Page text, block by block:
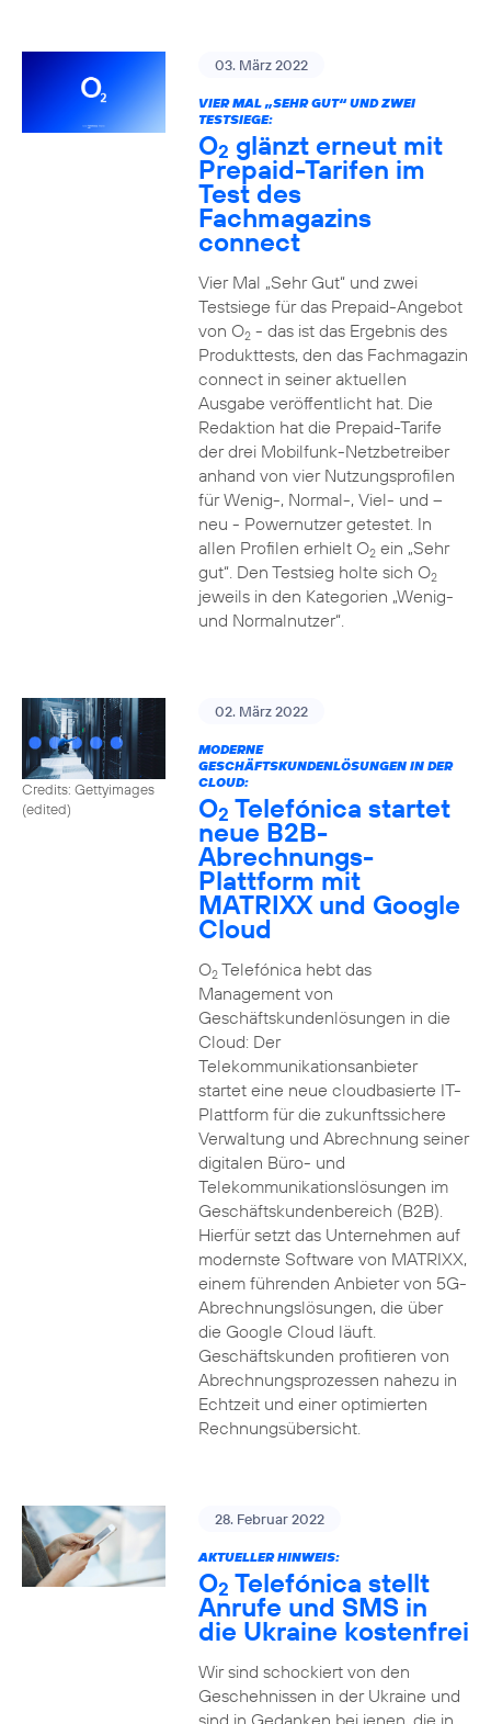
03. März 2022
VIER MAL „SEHR GUT“ UND ZWEI
TESTSIEGE:
O2 glänzt erneut mit
Prepaid-Tarifen im
Test des
Fachmagazins
connect
Vier Mal „Sehr Gut“ und zwei
Testsiege für das Prepaid-Angebot
von O2- das ist das Ergebnis des
Produkttests, den das Fachmagazin
connect in seiner aktuellen
Ausgabe veröffentlicht hat. Die
Redaktion hat die Prepaid-Tarife
der drei Mobilfunk-Netzbetreiber
anhand von vier Nutzungsprofilen
für Wenig-, Normal-, Viel- und –
neu - Powernutzer getestet. In
allen Profilen erhielt O2ein „Sehr
gut“. Den Testsieg holte sich O2
jeweils in den Kategorien „Wenig-
und Normalnutzer“.
Credits: Gettyimages
(edited)
02. März 2022
MODERNE
GESCHÄFTSKUNDENLÖSUNGEN IN DER
CLOUD:
O2 Telefónica startet
neue B2B-
Abrechnungs-
Plattform mit
MATRIXX und Google
Cloud
O2Telefónica hebt das
Management von
Geschäftskundenlösungen in die
Cloud: Der
Telekommunikationsanbieter
startet eine neue cloudbasierte IT-
Plattform für die zukunftssichere
Verwaltung und Abrechnung seiner
digitalen Büro- und
Telekommunikationslösungen im
Geschäftskundenbereich (B2B).
Hierfür setzt das Unternehmen auf
modernste Software von MATRIXX,
einem führenden Anbieter von 5G-
Abrechnungslösungen, die über
die Google Cloud läuft.
Geschäftskunden profitieren von
Abrechnungsprozessen nahezu in
Echtzeit und einer optimierten
Rechnungsübersicht.
28. Februar 2022
AKTUELLER HINWEIS:
O2 Telefónica stellt
Anrufe und SMS in
die Ukraine kostenfrei
Wir sind schockiert von den
Geschehnissen in der Ukraine und
sind in Gedanken bei jenen, die in